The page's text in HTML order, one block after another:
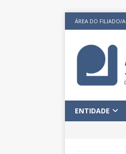
ÁREA DO FILIADO/A
ENTIDADE